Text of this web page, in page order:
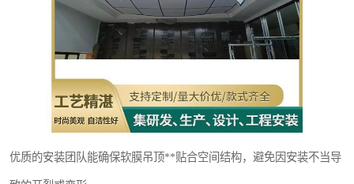
优质的安装团队能确保软膜吊顶**贴合空间结构，避免因安装不当导